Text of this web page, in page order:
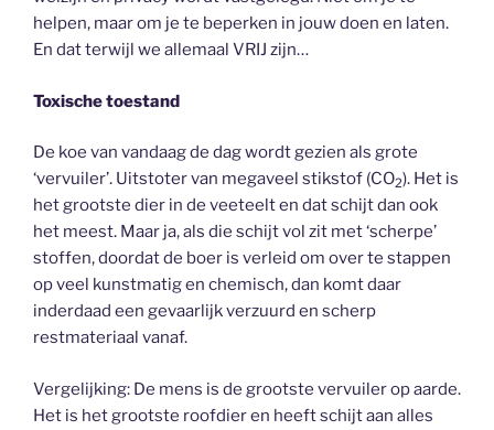
helpen, maar om je te beperken in jouw doen en laten.
En dat terwijl we allemaal VRIJ zijn…
Toxische toestand
De koe van vandaag de dag wordt gezien als grote
‘vervuiler’. Uitstoter van megaveel stikstof (CO2). Het is
het grootste dier in de veeteelt en dat schijt dan ook
het meest. Maar ja, als die schijt vol zit met ‘scherpe’
stoffen, doordat de boer is verleid om over te stappen
op veel kunstmatig en chemisch, dan komt daar
inderdaad een gevaarlijk verzuurd en scherp
restmateriaal vanaf.
Vergelijking: De mens is de grootste vervuiler op aarde.
Het is het grootste roofdier en heeft schijt aan alles